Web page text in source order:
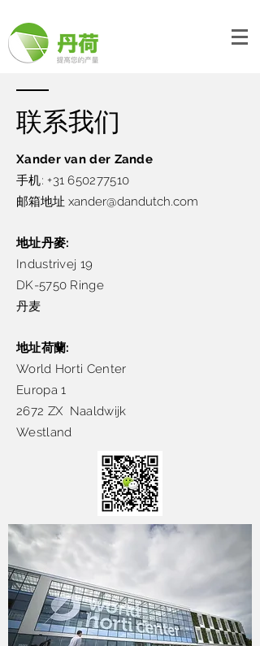
联系我们
Xander van der Zande​
手机:+31 650277510
邮箱地址 xander@dandutch.com
地址丹麥:
Industrivej 19
DK-5750 Ringe
丹麦
地址荷蘭:
World Horti Center
Europa 1
2672 ZX Naaldwijk
Westland